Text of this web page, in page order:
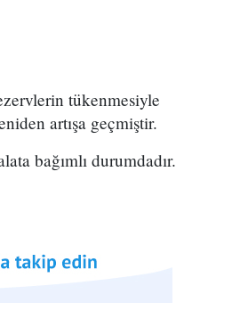
tükenmesiyle
artışa geçmiştir.
bağımlı durumdadır.